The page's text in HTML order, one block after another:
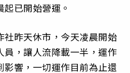
已開始營運。
社昨天休市，今天凌晨開始
員，讓人流降載一半，運作
影響，一切運作目前為止還